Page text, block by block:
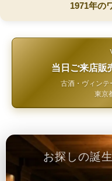
1971年の
当日ご来店販
古酒・ヴィンテ
東京
お探しの誕